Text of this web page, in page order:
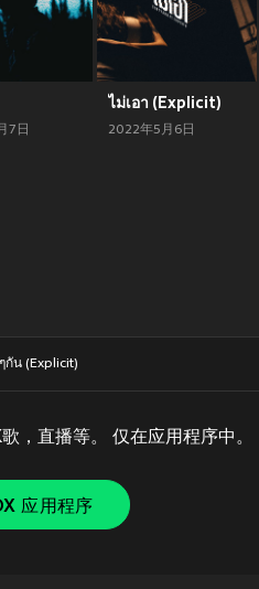
7日
ไม่เอา (Explicit)
2022年5月6日
กัน (Explicit)
，直播等。 仅在应用程序中。
应用程序